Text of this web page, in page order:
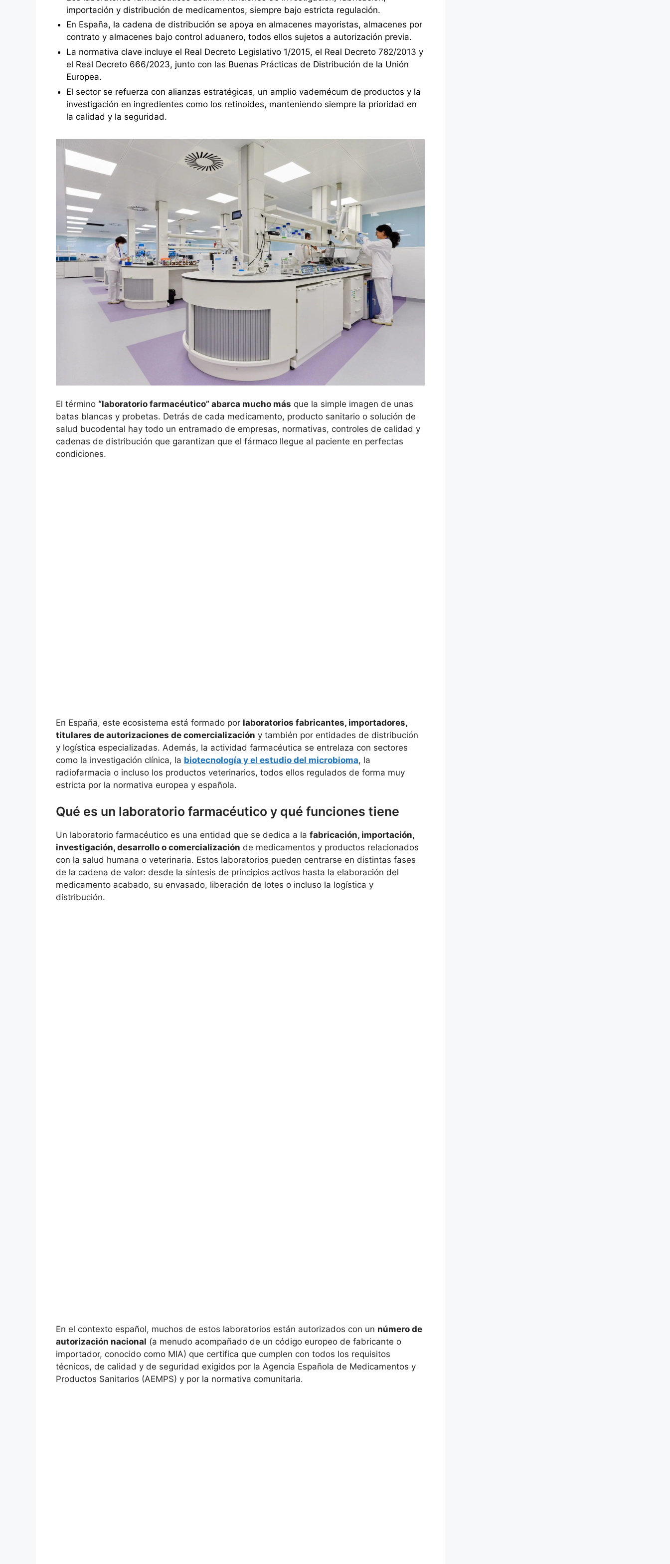
importación y distribución de medicamentos, siempre bajo estricta regulación.
En España, la cadena de distribución se apoya en almacenes mayoristas, almacenes por
contrato y almacenes bajo control aduanero, todos ellos sujetos a autorización previa.
La normativa clave incluye el Real Decreto Legislativo 1/2015, el Real Decreto 782/2013 y
el Real Decreto 666/2023, junto con las Buenas Prácticas de Distribución de la Unión
Europea.
El sector se refuerza con alianzas estratégicas, un amplio vademécum de productos y la
investigación en ingredientes como los retinoides, manteniendo siempre la prioridad en
la calidad y la seguridad.
El término “laboratorio farmacéutico” abarca mucho más que la simple imagen de unas
batas blancas y probetas. Detrás de cada medicamento, producto sanitario o solución de
salud bucodental hay todo un entramado de empresas, normativas, controles de calidad y
cadenas de distribución que garantizan que el fármaco llegue al paciente en perfectas
condiciones.
En España, este ecosistema está formado por laboratorios fabricantes, importadores,
titulares de autorizaciones de comercialización y también por entidades de distribución
y logística especializadas. Además, la actividad farmacéutica se entrelaza con sectores
como la investigación clínica, la biotecnología y el estudio del microbioma, la
radiofarmacia o incluso los productos veterinarios, todos ellos regulados de forma muy
estricta por la normativa europea y española.
Qué es un laboratorio farmacéutico y qué funciones tiene
Un laboratorio farmacéutico es una entidad que se dedica a la fabricación, importación,
investigación, desarrollo o comercialización de medicamentos y productos relacionados
con la salud humana o veterinaria. Estos laboratorios pueden centrarse en distintas fases
de la cadena de valor: desde la síntesis de principios activos hasta la elaboración del
medicamento acabado, su envasado, liberación de lotes o incluso la logística y
distribución.
En el contexto español, muchos de estos laboratorios están autorizados con un número de
autorización nacional (a menudo acompañado de un código europeo de fabricante o
importador, conocido como MIA) que certifica que cumplen con todos los requisitos
técnicos, de calidad y de seguridad exigidos por la Agencia Española de Medicamentos y
Productos Sanitarios (AEMPS) y por la normativa comunitaria.